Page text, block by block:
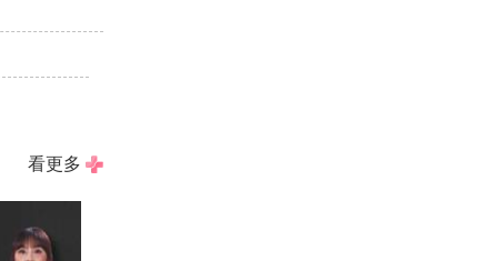
看更多